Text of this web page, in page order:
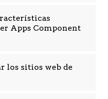
Apps Component
los sitios web de